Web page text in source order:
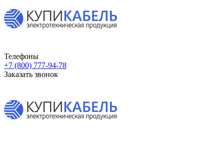
Телефоны
+7 (800) 777-94-78
Заказать звонок